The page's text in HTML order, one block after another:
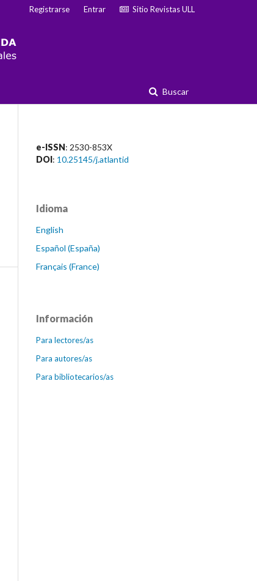
Buscar
Registrarse Entrar Sitio Revistas ULL
e-ISSN: 2530-853X
DOI: 10.25145/j.atlantid
Idioma
English
Español (España)
Français (France)
Información
Para lectores/as
Para autores/as
Para bibliotecarios/as